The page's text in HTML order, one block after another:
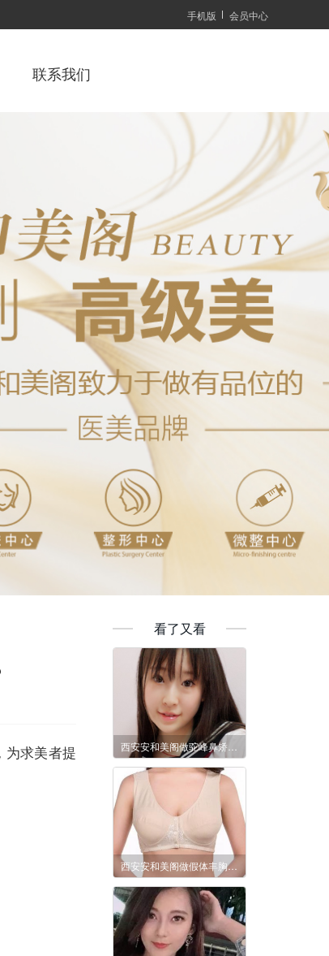
手机版 会员中心
联系我们
为求美者提
看了又看
西安安和美阁做驼峰鼻矫正价格贵不贵?会不会留疤?
西安安和美阁做假体丰胸好不好?术后怎么护理恢复得比较好?